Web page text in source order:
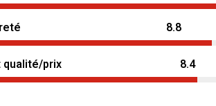
8.8
qualité/prix 8.4